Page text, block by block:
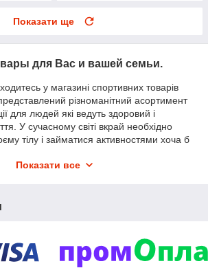
Показати ще
для Вас и вашей семьи.
у магазині спортивних товарів
різноманітний асортимент
для людей які ведуть здоровий і
У сучасному світі вкрай необхідно
тілу і займатися активностями хоча б
новачок Ви або профі, ми зі свого боку
Показати все